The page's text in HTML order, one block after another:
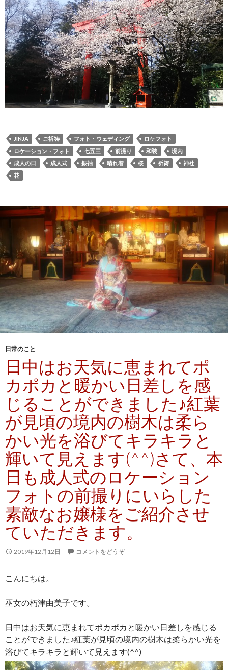
JINJA ご祈祷 フォト・ウェディング
ロケフォト
ロケーション・フォト
七五三 前撮り 和装
境内
成人の日
成人式 振袖 晴れ着 桜 祈祷
神社
花
日常のこと
日中はお天気に恵まれてポ
カポカと暖かい日差しを感
じることができました♪紅葉
が見頃の境内の樹木は柔ら
かい光を浴びてキラキラと
輝いて見えます(^^)さて、本
日も成人式のロケーション
フォトの前撮りにいらした
素敵なお嬢様をご紹介させ
ていただきます。
2019年12月12日 コメントをどうぞ
こんにちは。
巫女の朽津由美子です。
日中はお天気に恵まれてポカポカと暖かい日差しを感じる
ことができました♪紅葉が見頃の境内の樹木は柔らかい光を
浴びてキラキラと輝いて見えます(^^)